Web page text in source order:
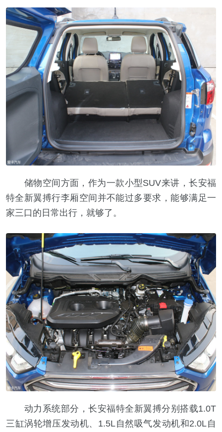
储物空间方面，作为一款小型SUV来讲，长安福
特全新翼搏行李厢空间并不能过多要求，能够满足一
家三口的日常出行，就够了。
动力系统部分，长安福特全新翼搏分别搭载1.0T
三缸涡轮增压发动机、1.5L自然吸气发动机和2.0L自